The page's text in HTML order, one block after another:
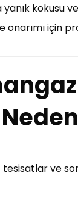
kokusu
için
ve